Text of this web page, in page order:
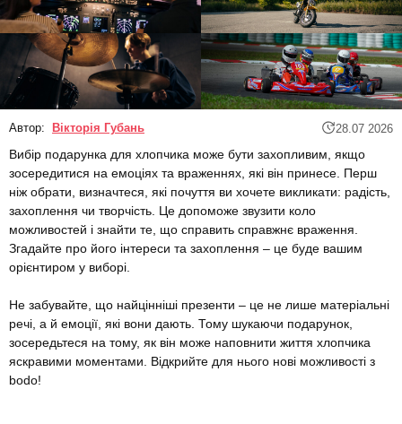
Автор: Вікторія Губань 28.07 2026
Вибір подарунка для хлопчика може бути захопливим, якщо
зосередитися на емоціях та враженнях, які він принесе. Перш
ніж обрати, визначтеся, які почуття ви хочете викликати: радість,
захоплення чи творчість. Це допоможе звузити коло
можливостей і знайти те, що справить справжнє враження.
Згадайте про його інтереси та захоплення – це буде вашим
орієнтиром у виборі.
Не забувайте, що найцінніші презенти – це не лише матеріальні
речі, а й емоції, які вони дають. Тому шукаючи подарунок,
зосередьтеся на тому, як він може наповнити життя хлопчика
яскравими моментами. Відкрийте для нього нові можливості з
bodo!